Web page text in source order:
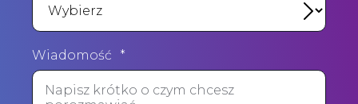
Wiadomość *